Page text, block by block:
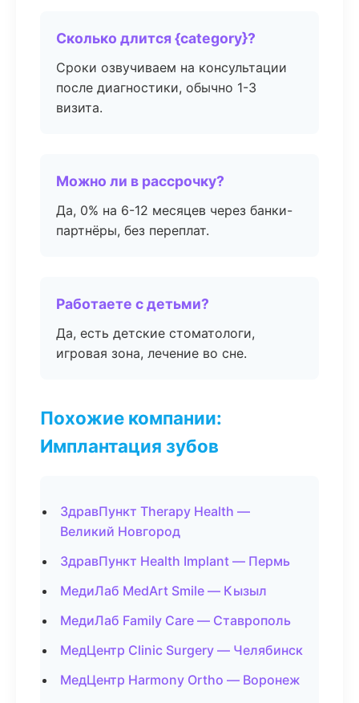
Сколько длится {category}?
Сроки озвучиваем на консультации
после диагностики, обычно 1-3
визита.
Можно ли в рассрочку?
Да, 0% на 6-12 месяцев через банки-
партнёры, без переплат.
Работаете с детьми?
Да, есть детские стоматологи,
игровая зона, лечение во сне.
Похожие компании:
Имплантация зубов
ЗдравПункт Therapy Health —
Великий Новгород
ЗдравПункт Health Implant — Пермь
МедиЛаб MedArt Smile — Кызыл
МедиЛаб Family Care — Ставрополь
МедЦентр Clinic Surgery — Челябинск
МедЦентр Harmony Ortho — Воронеж